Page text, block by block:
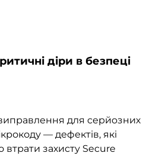
діри в безпеці
для серйозних
— дефектів, які
захисту Secure